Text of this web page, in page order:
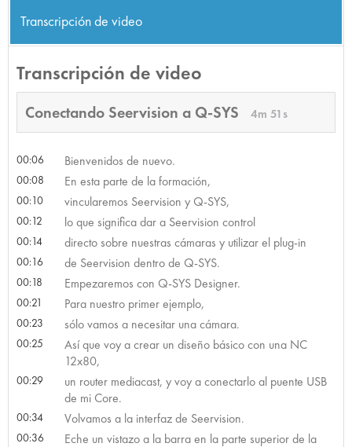
Transcripción de video
Transcripción de video
Conectando Seervision a Q-SYS 4m 51s
00:06 Bienvenidos de nuevo.
00:08 En esta parte de la formación,
00:10 vincularemos Seervision y Q-SYS,
00:12 lo que significa dar a Seervision control
00:14 directo sobre nuestras cámaras y utilizar el plug-in
00:16 de Seervision dentro de Q-SYS.
00:18 Empezaremos con Q-SYS Designer.
00:21 Para nuestro primer ejemplo,
00:23 sólo vamos a necesitar una cámara.
00:25
Así que voy a crear un diseño básico con una NC
12x80,
00:29
un router mediacast, y voy a conectarlo al puente USB
de mi Core.
00:34 Volvamos a la interfaz de Seervision.
00:36
Eche un vistazo a la barra en la parte superior de la